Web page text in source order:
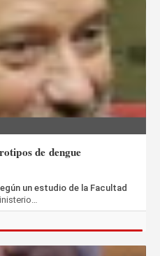
de dengue
un estudio de la Facultad